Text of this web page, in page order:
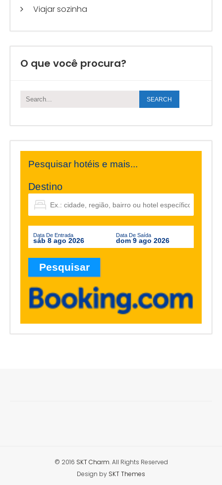
Viajar sozinha
O que você procura?
Pesquisar hotéis e mais...
Destino
Data De Entrada
sáb 8 ago 2026
Data De Saída
dom 9 ago 2026
© 2016 SKT Charm. All Rights Reserved
Design by SKT Themes